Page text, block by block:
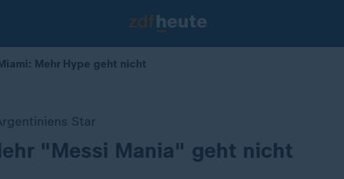
Mehr Hype geht nicht
Star
"Messi Mania" geht nicht